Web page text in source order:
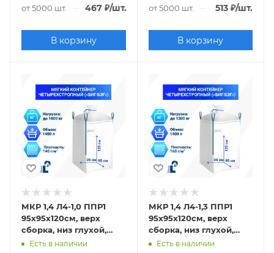
от 5000 шт. 467 ₽/шт.
В корзину
от 5000 шт. 513 ₽/шт.
В корзину
МКР 1,4 Л4-1,0 ППР1
95х95х120см, верх
сборка, низ глухой,
140г/м2
Есть в наличии
МКР 1,4 Л4-1,3 ППР1
95х95х120см, верх
сборка, низ глухой,
160г/м2
Есть в наличии